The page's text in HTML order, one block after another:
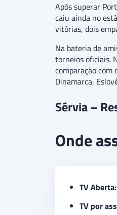
Após superar
caiu ainda no
vitórias, dois
Na bateria de
torneios oficiais.
comparação com
Dinamarca,
Sérvia –
Onde
TV
TV por